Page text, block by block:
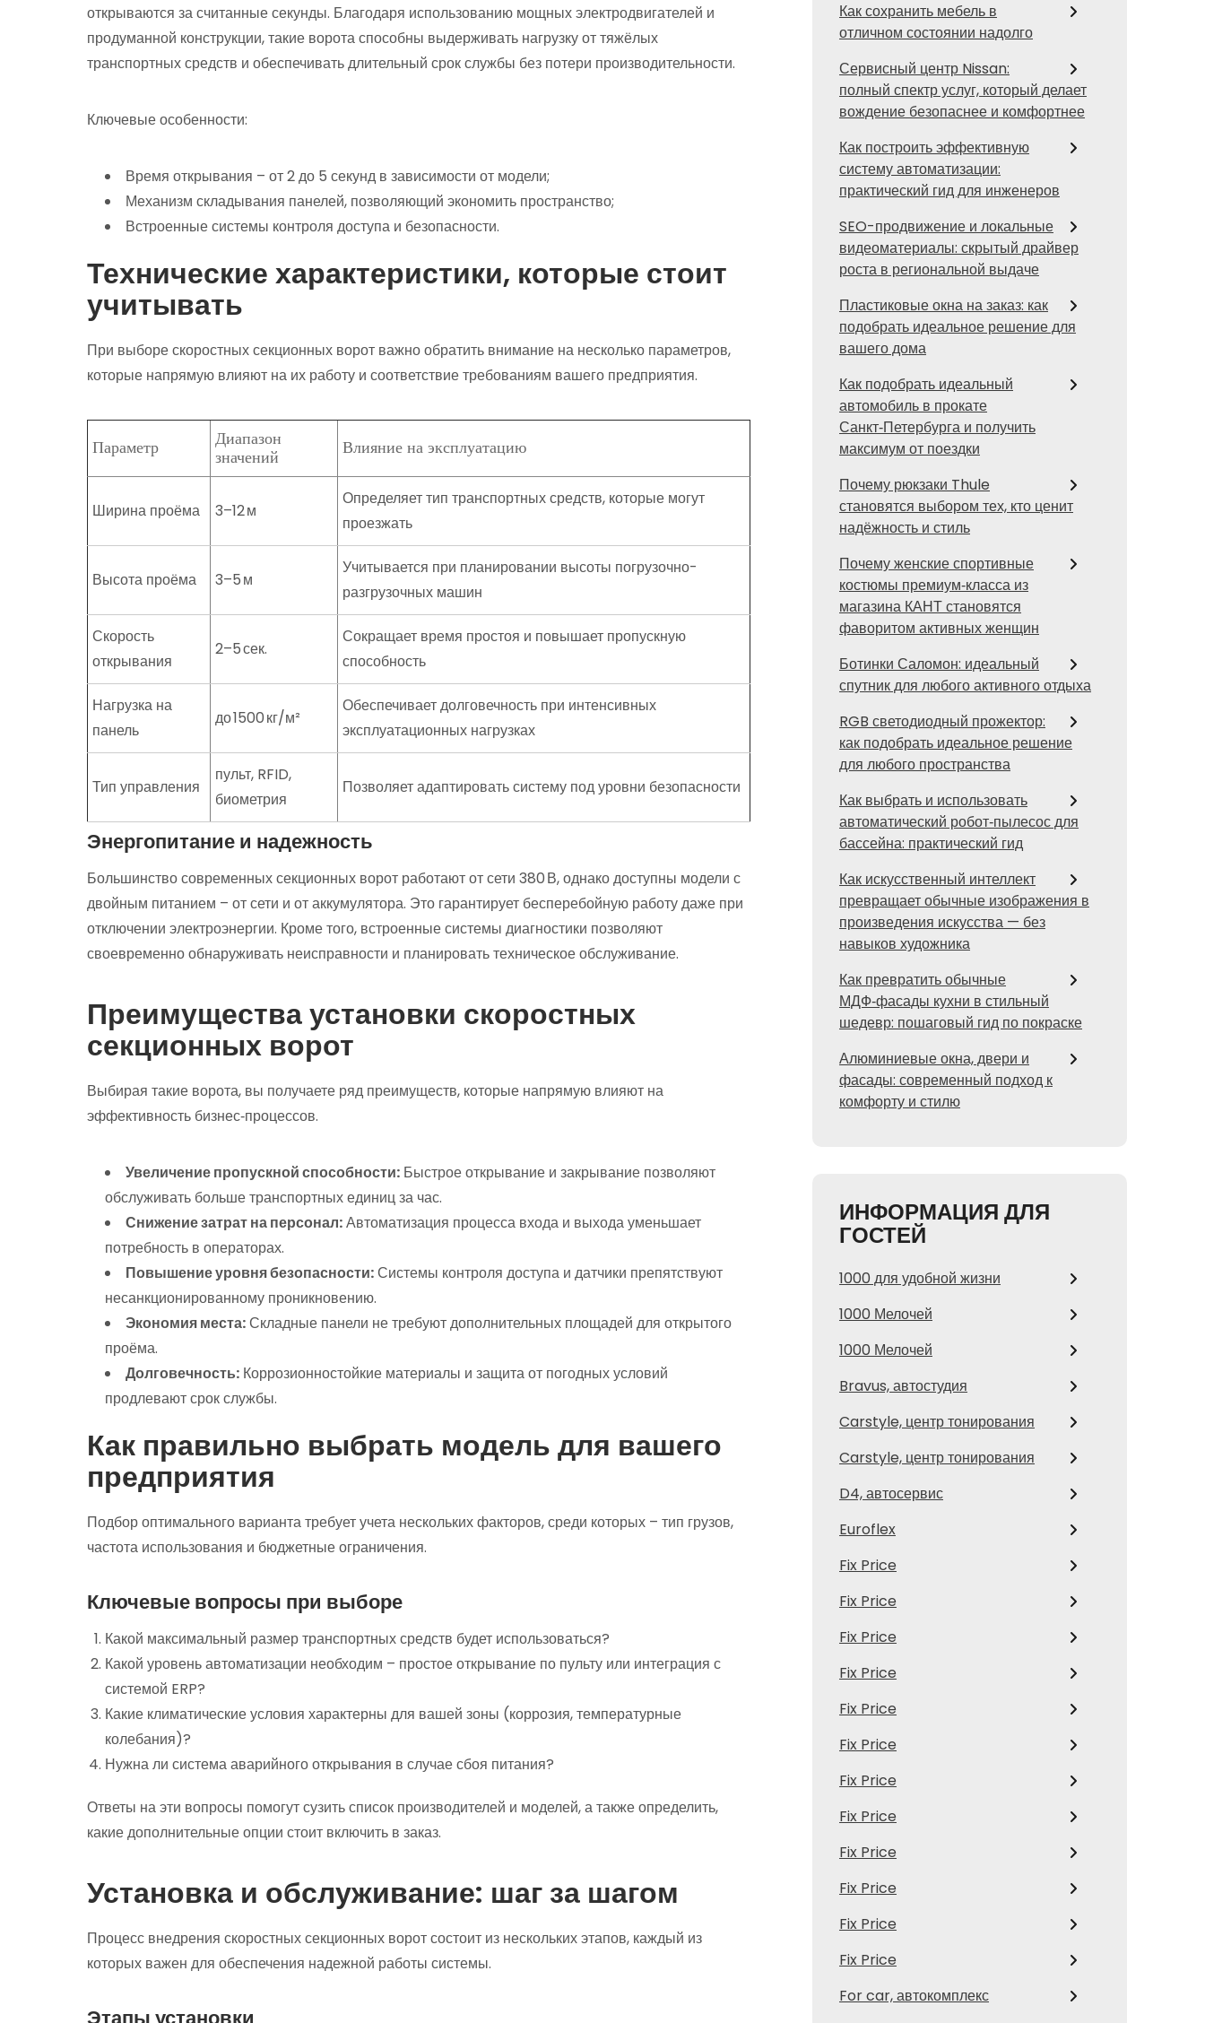
открываются за считанные секунды. Благодаря использованию мощных электродвигателей и
продуманной конструкции, такие ворота способны выдерживать нагрузку от тяжёлых
транспортных средств и обеспечивать длительный срок службы без потери производительности.
Ключевые особенности:
Время открывания – от 2 до 5 секунд в зависимости от модели;
Механизм складывания панелей, позволяющий экономить пространство;
Встроенные системы контроля доступа и безопасности.
Технические характеристики, которые стоит
учитывать
При выборе скоростных секционных ворот важно обратить внимание на несколько параметров,
которые напрямую влияют на их работу и соответствие требованиям вашего предприятия.
Параметр
Диапазон
значений
Влияние на эксплуатацию
Ширина проёма 3–12 м
Определяет тип транспортных средств, которые могут
проезжать
Высота проёма 3–5 м
Учитывается при планировании высоты погрузочно-
разгрузочных машин
Скорость
открывания
2–5 сек.
Сокращает время простоя и повышает пропускную
способность
Нагрузка на
панель
до 1500 кг/м²
Обеспечивает долговечность при интенсивных
эксплуатационных нагрузках
Тип управления
пульт, RFID,
биометрия
Позволяет адаптировать систему под уровни безопасности
Энергопитание и надежность
Большинство современных секционных ворот работают от сети 380 В, однако доступны модели с
двойным питанием – от сети и от аккумулятора. Это гарантирует бесперебойную работу даже при
отключении электроэнергии. Кроме того, встроенные системы диагностики позволяют
своевременно обнаруживать неисправности и планировать техническое обслуживание.
Преимущества установки скоростных
секционных ворот
Выбирая такие ворота, вы получаете ряд преимуществ, которые напрямую влияют на
эффективность бизнес‑процессов.
Увеличение пропускной способности: Быстрое открывание и закрывание позволяют
обслуживать больше транспортных единиц за час.
Снижение затрат на персонал:Автоматизация процесса входа и выхода уменьшает
потребность в операторах.
Повышение уровня безопасности:Системы контроля доступа и датчики препятствуют
несанкционированному проникновению.
Экономия места:Складные панели не требуют дополнительных площадей для открытого
проёма.
Долговечность: Коррозионностойкие материалы и защита от погодных условий
продлевают срок службы.
Как правильно выбрать модель для вашего
предприятия
Подбор оптимального варианта требует учета нескольких факторов, среди которых – тип грузов,
частота использования и бюджетные ограничения.
Ключевые вопросы при выборе
Какой максимальный размер транспортных средств будет использоваться?
Какой уровень автоматизации необходим – простое открывание по пульту или интеграция с
системой ERP?
Какие климатические условия характерны для вашей зоны (коррозия, температурные
колебания)?
Нужна ли система аварийного открывания в случае сбоя питания?
Ответы на эти вопросы помогут сузить список производителей и моделей, а также определить,
какие дополнительные опции стоит включить в заказ.
Установка и обслуживание: шаг за шагом
Процесс внедрения скоростных секционных ворот состоит из нескольких этапов, каждый из
которых важен для обеспечения надежной работы системы.
Как сохранить мебель в
отличном состоянии надолго
Сервисный центр Nissan:
полный спектр услуг, который делает
вождение безопаснее и комфортнее
Как построить эффективную
систему автоматизации:
практический гид для инженеров
SEO-продвижение и локальные
видеоматериалы: скрытый драйвер
роста в региональной выдаче
Пластиковые окна на заказ: как
подобрать идеальное решение для
вашего дома
Как подобрать идеальный
автомобиль в прокате
Санкт‑Петербурга и получить
максимум от поездки
Почему рюкзаки Thule
становятся выбором тех, кто ценит
надёжность и стиль
Почему женские спортивные
костюмы премиум‑класса из
магазина КАНТ становятся
фаворитом активных женщин
Ботинки Саломон: идеальный
спутник для любого активного отдыха
RGB светодиодный прожектор:
как подобрать идеальное решение
для любого пространства
Как выбрать и использовать
автоматический робот‑пылесос для
бассейна: практический гид
Как искусственный интеллект
превращает обычные изображения в
произведения искусства — без
навыков художника
Как превратить обычные
МДФ‑фасады кухни в стильный
шедевр: пошаговый гид по покраске
Алюминиевые окна, двери и
фасады: современный подход к
комфорту и стилю
ИНФОРМАЦИЯ ДЛЯ
ГОСТЕЙ
1000 для удобной жизни
1000 Мелочей
1000 Мелочей
Bravus, автостудия
Carstyle, центр тонирования
Carstyle, центр тонирования
D4, автосервис
Euroflex
Fix Price
Fix Price
Fix Price
Fix Price
Fix Price
Fix Price
Fix Price
Fix Price
Fix Price
Fix Price
Fix Price
Fix Price
For car, автокомплекс